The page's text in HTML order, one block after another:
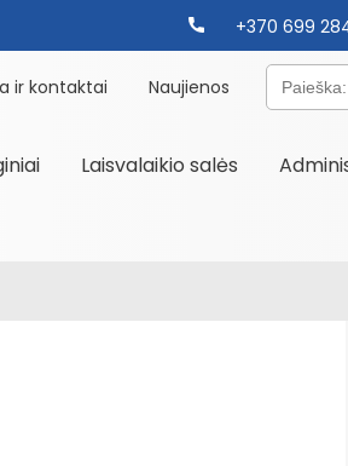
+370 699
ir kontaktai Naujienos Paieška:
Laisvalaikio salės